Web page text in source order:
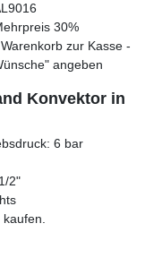
30%
zur Kasse -
angeben
Konvektor in
6 bar
2"